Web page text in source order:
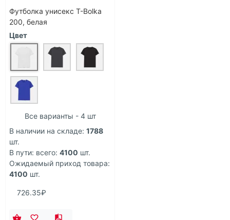
Футболка унисекс T-Bolka
200, белая
Цвет
Все варианты - 4 шт
В наличии на складе: 1788
шт.
В пути: всего: 4100 шт.
Ожидаемый приход товара:
4100 шт.
726.35₽